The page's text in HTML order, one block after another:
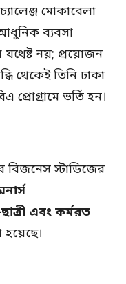
মোকাবেলা
ব্যবসা
নয়; প্রয়োজন
থেকেই তিনি ঢাকা
প্রোগ্রামে ভর্তি হন।
বিজনেস স্টাডিজের
এবং কর্মরত